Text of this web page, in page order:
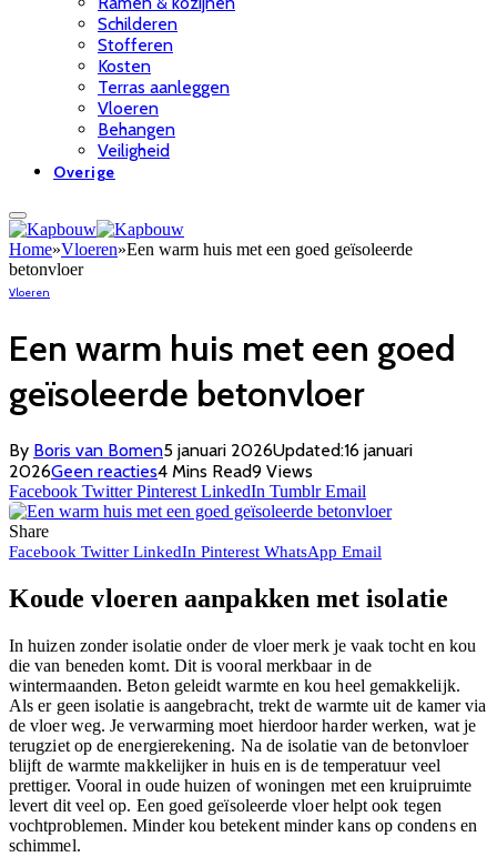
Schilderen
Stofferen
Kosten
Terras aanleggen
Vloeren
Behangen
Veiligheid
Overige
Home»Vloeren»Een warm huis met een goed geïsoleerde
betonvloer
Vloeren
Een warm huis met een goed
geïsoleerde betonvloer
By Boris van Bomen5 januari 2026Updated:16 januari
2026Geen reacties4 Mins Read9 Views
Facebook Twitter Pinterest LinkedIn Tumblr Email
Share
Facebook Twitter LinkedIn Pinterest WhatsApp Email
Koude vloeren aanpakken met isolatie
In huizen zonder isolatie onder de vloer merk je vaak tocht en kou
die van beneden komt. Dit is vooral merkbaar in de
wintermaanden. Beton geleidt warmte en kou heel gemakkelijk.
Als er geen isolatie is aangebracht, trekt de warmte uit de kamer via
de vloer weg. Je verwarming moet hierdoor harder werken, wat je
terugziet op de energierekening. Na de isolatie van de betonvloer
blijft de warmte makkelijker in huis en is de temperatuur veel
prettiger. Vooral in oude huizen of woningen met een kruipruimte
levert dit veel op. Een goed geïsoleerde vloer helpt ook tegen
vochtproblemen. Minder kou betekent minder kans op condens en
schimmel.